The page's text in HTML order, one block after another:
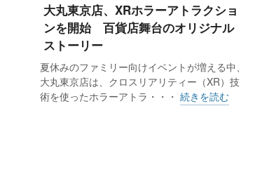
大丸東京店、XRホラーアトラクショ
ンを開始 百貨店舞台のオリジナル
ストーリー
夏休みのファミリー向けイベントが増える中、
大丸東京店は、クロスリアリティー（XR）技
術を使ったホラーアトラ・・・ 続きを読む